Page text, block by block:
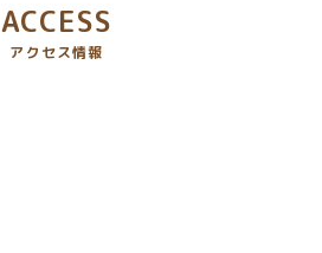
ACCESS
アクセス情報